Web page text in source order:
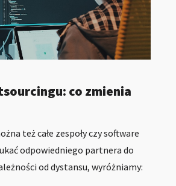
co zmienia
też całe zespoły czy software
odpowiedniego partnera do
od dystansu, wyróżniamy: